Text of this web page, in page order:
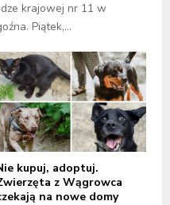
krajowej nr 11 w
Piątek,...
kupuj, adoptuj.
z Wągrowca
na nowe domy